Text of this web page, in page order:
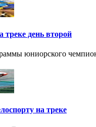
день второй
юниорского
на треке